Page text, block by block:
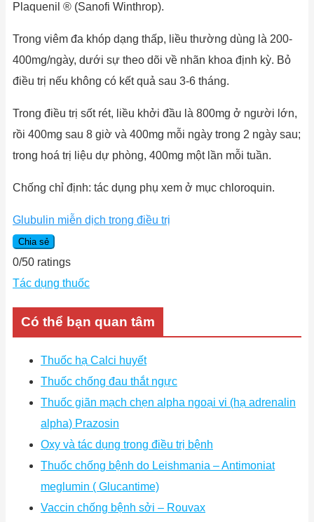
Plaquenil ® (Sanofi Winthrop).
Trong viêm đa khóp dạng thấp, liều thường dùng là 200-
400mg/ngày, dưới sự theo dõi về nhãn khoa định kỳ. Bỏ
điều trị nếu không có kết quả sau 3-6 tháng.
Trong điều trị sốt rét, liều khởi đầu là 800mg ở người lớn,
rồi 400mg sau 8 giờ và 400mg mỗi ngày trong 2 ngày sau;
trong hoá trị liệu dự phòng, 400mg một lần mỗi tuần.
Chống chỉ định: tác dụng phụ xem ở mục chloroquin.
Glubulin miễn dịch trong điều trị
Chia sẻ
0/50 ratings
Tác dụng thuốc
Có thể bạn quan tâm
Thuốc hạ Calci huyết
Thuốc chống đau thắt ngực
Thuốc giãn mạch chẹn alpha ngoại vi (hạ adrenalin
alpha) Prazosin
Oxy và tác dụng trong điều trị bệnh
Thuốc chống bệnh do Leishmania – Antimoniat
meglumin ( Glucantime)
Vaccin chống bệnh sởi – Rouvax